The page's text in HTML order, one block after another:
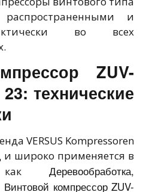
и
во всех
ZUV-
технические
VERSUS Kompressoren
широко применяется в
как Деревообработка,
компрессор ZUV-